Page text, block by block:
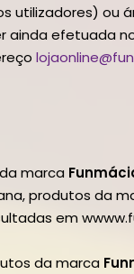
utilizadores) ou
ainda efetuada
marca
produtos da
em
da marca